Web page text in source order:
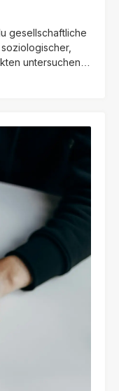
gesellschaftliche
untersuchen